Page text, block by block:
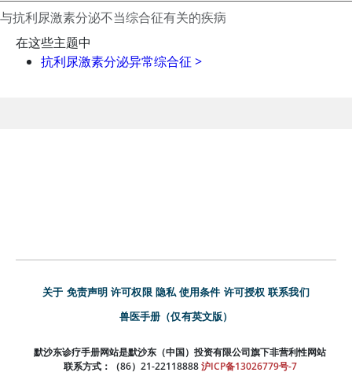
与抗利尿激素分泌不当综合征有关的疾病
在这些主题中
抗利尿激素分泌异常综合征 >
关于 免责声明 许可权限 隐私 使用条件 许可授权 联系我们
兽医手册（仅有英文版）
默沙东诊疗手册网站是默沙东（中国）投资有限公司旗下非营利性网站
联系方式：（86）21-22118888 沪ICP备13026779号-7